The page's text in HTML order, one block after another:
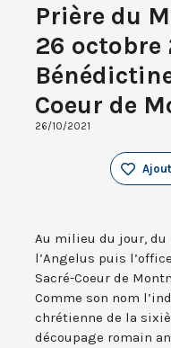
Prière du
26 octobre
Coeur de
26/10/2021
Au milieu du jour, du
l’Angelus puis
Sacré-Coeur de
Comme son nom
chrétienne de la
découpage romain